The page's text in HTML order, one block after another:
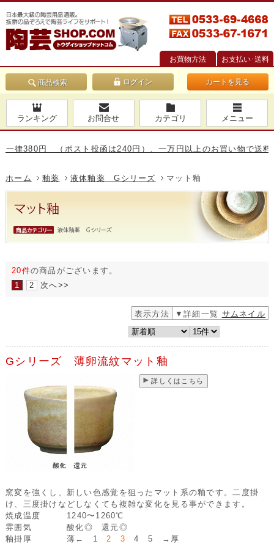
お買物方法 お支払い･送料
商品検索 カートを見る
ランキング お問合せ カテゴリ メニュー
円 （ポスト投函は240円）、一万円以上のお買い物で送料無料で
ホーム 釉薬 液体釉薬 Gシリーズ マット釉
20件の商品がございます。
1
2 次へ>>
表示方法 ▼詳細一覧 サムネイル
Gシリーズ 薄卵流紋マット釉
詳しくはこちら
窯変を強くし、新しい色感覚を狙ったマット系の釉です。二度掛
け、三度掛けなどしなくても複雑な変化を見る事ができます。
焼成温度
1240〜1260℃
雰囲気
酸化◎ 還元◎
釉掛厚
薄← 1 2 3 4 5 →厚